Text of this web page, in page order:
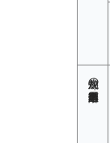
焼却灰の重金属類溶出基準